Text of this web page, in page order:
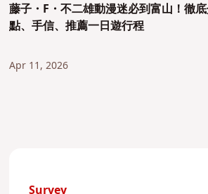
藤子・F・不二雄動漫迷必到富山！徹
點、手信、推薦一日遊行程
Apr 11, 2026
Survey